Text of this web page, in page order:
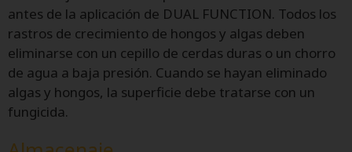
antes de la aplicación de DUAL FUNCTION. Todos los
rastros de crecimiento de hongos y algas deben
eliminarse con un cepillo de cerdas duras o un chorro
de agua a baja presión. Cuando se hayan eliminado
algas y hongos, la superficie debe tratarse con un
fungicida.